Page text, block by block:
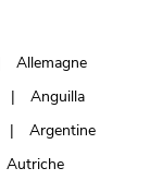
Allemagne
Anguilla
Argentine
Autriche